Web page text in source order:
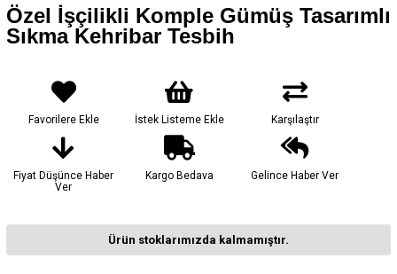
Özel İşçilikli Komple Gümüş Tasarımlı
Sıkma Kehribar Tesbih
Favorilere Ekle İstek Listeme Ekle Karşılaştır
Fiyat Düşünce Haber
Ver
Kargo Bedava Gelince Haber Ver
Ürün stoklarımızda kalmamıştır.